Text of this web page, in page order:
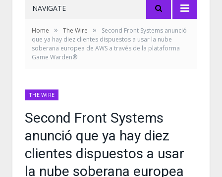
NAVIGATE
Home » The Wire »
Second Front Systems anunció
que ya hay diez clientes dispuestos a usar la nube
soberana europea de AWS a través de la plataforma
Game Warden®
THE WIRE
Second Front Systems
anunció que ya hay diez
clientes dispuestos a usar
la nube soberana europea